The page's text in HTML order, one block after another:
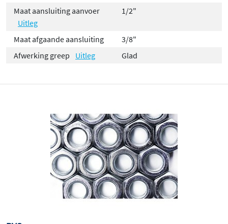
Maat aansluiting aanvoer
Uitleg
1/2"
Maat afgaande aansluiting
3/8"
Afwerking greep
Uitleg Glad